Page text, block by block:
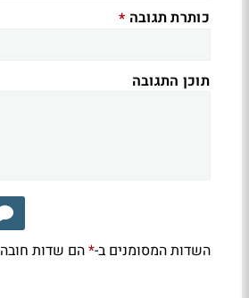
כותרת תגובה *
תוכן התגובה
השדות המסומנים ב-*הם שדות חובה